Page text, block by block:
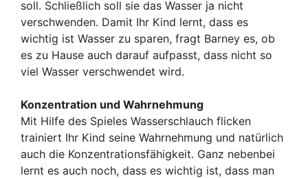
soll. Schließlich soll sie das Wasser ja nicht
verschwenden. Damit Ihr Kind lernt, dass es
wichtig ist Wasser zu sparen, fragt Barney es, ob
es zu Hause auch darauf aufpasst, dass nicht so
viel Wasser verschwendet wird.
Konzentration und Wahrnehmung
Mit Hilfe des Spieles Wasserschlauch flicken
trainiert Ihr Kind seine Wahrnehmung und natürlich
auch die Konzentrationsfähigkeit. Ganz nebenbei
lernt es auch noch, dass es wichtig ist, dass man